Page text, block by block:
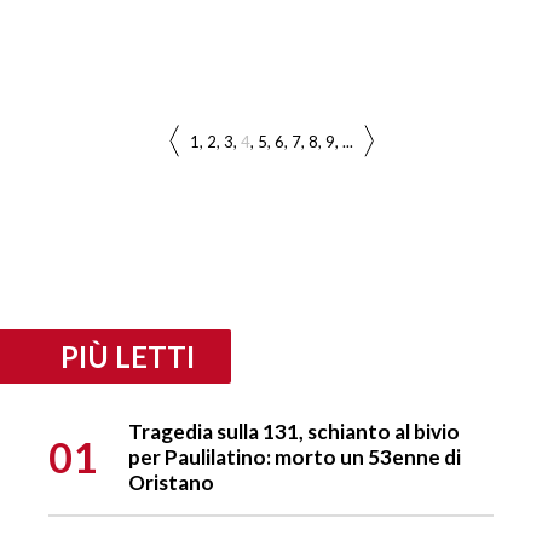
1 2 3 4 5 6 7 8 9 ...
PIÙ LETTI
01
Tragedia sulla 131, schianto al bivio
per Paulilatino: morto un 53enne di
Oristano